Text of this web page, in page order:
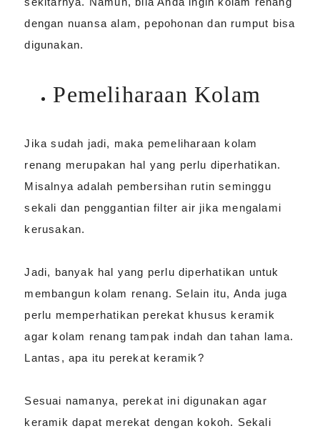
dengan nuansa alam, pepohonan dan rumput bisa
digunakan.
Pemeliharaan Kolam
Jika sudah jadi, maka pemeliharaan kolam
renang merupakan hal yang perlu diperhatikan.
Misalnya adalah pembersihan rutin seminggu
sekali dan penggantian filter air jika mengalami
kerusakan.
Jadi, banyak hal yang perlu diperhatikan untuk
membangun kolam renang. Selain itu, Anda juga
perlu memperhatikan perekat khusus keramik
agar kolam renang tampak indah dan tahan lama.
Lantas, apa itu perekat keramik?
Sesuai namanya, perekat ini digunakan agar
keramik dapat merekat dengan kokoh. Sekali